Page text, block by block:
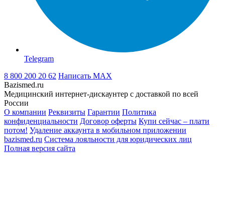
Telegram
8 800 200 20 62 Написать MAX
Bazismed.ru
Медицинский интернет-дискаунтер с доставкой по всей
России
О компании Реквизиты Гарантии Политика
конфиденциальности Договор оферты Купи сейчас – плати
потом! Удаление аккаунта в мобильном приложении
bazismed.ru Система лояльности для юридических лиц
Полная версия сайта